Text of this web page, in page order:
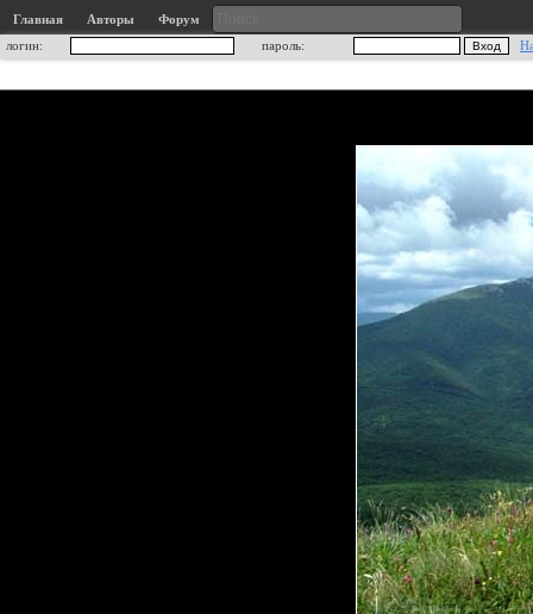
Главная Авторы
Форум
логин:
пароль: